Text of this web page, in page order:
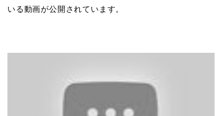
いる動画が公開されています。